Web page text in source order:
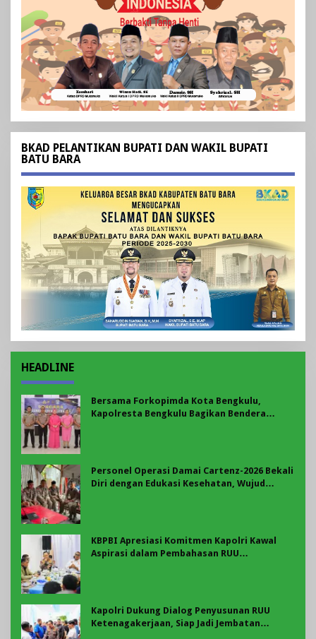
BKAD PELANTIKAN BUPATI DAN WAKIL BUPATI
BATU BARA
HEADLINE
Bersama Forkopimda Kota Bengkulu,
Kapolresta Bengkulu Bagikan Bendera
Personel Operasi Damai Cartenz-2026 Bekali
Diri dengan Edukasi Kesehatan, Wujud
KBPBI Apresiasi Komitmen Kapolri Kawal
Aspirasi dalam Pembahasan RUU
Kapolri Dukung Dialog Penyusunan RUU
Ketenagakerjaan, Siap Jadi Jembatan